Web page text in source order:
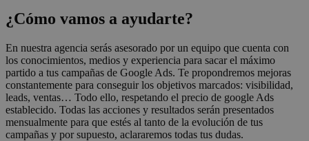
¿Cómo vamos a ayudarte?
En nuestra agencia serás asesorado por un equipo que cuenta con
los conocimientos, medios y experiencia para sacar el máximo
partido a tus campañas de Google Ads. Te propondremos mejoras
constantemente para conseguir los objetivos marcados: visibilidad,
leads, ventas… Todo ello, respetando el precio de google Ads
establecido. Todas las acciones y resultados serán presentados
mensualmente para que estés al tanto de la evolución de tus
campañas y por supuesto, aclararemos todas tus dudas.